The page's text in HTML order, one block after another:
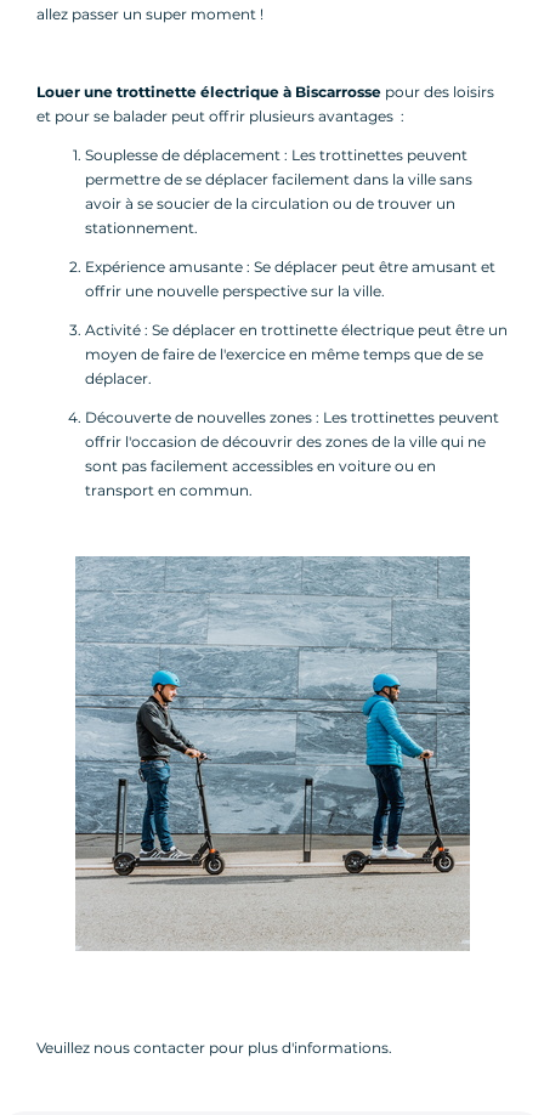
allez passer un super moment !
Louer une trottinette électrique à Biscarrosse pour des loisirs
et pour se balader peut offrir plusieurs avantages :
Souplesse de déplacement : Les trottinettes peuvent
permettre de se déplacer facilement dans la ville sans
avoir à se soucier de la circulation ou de trouver un
stationnement.
Expérience amusante : Se déplacer peut être amusant et
offrir une nouvelle perspective sur la ville.
Activité : Se déplacer en trottinette électrique peut être un
moyen de faire de l'exercice en même temps que de se
déplacer.
Découverte de nouvelles zones : Les trottinettes peuvent
offrir l'occasion de découvrir des zones de la ville qui ne
sont pas facilement accessibles en voiture ou en
transport en commun.
Veuillez nous contacter pour plus d'informations.